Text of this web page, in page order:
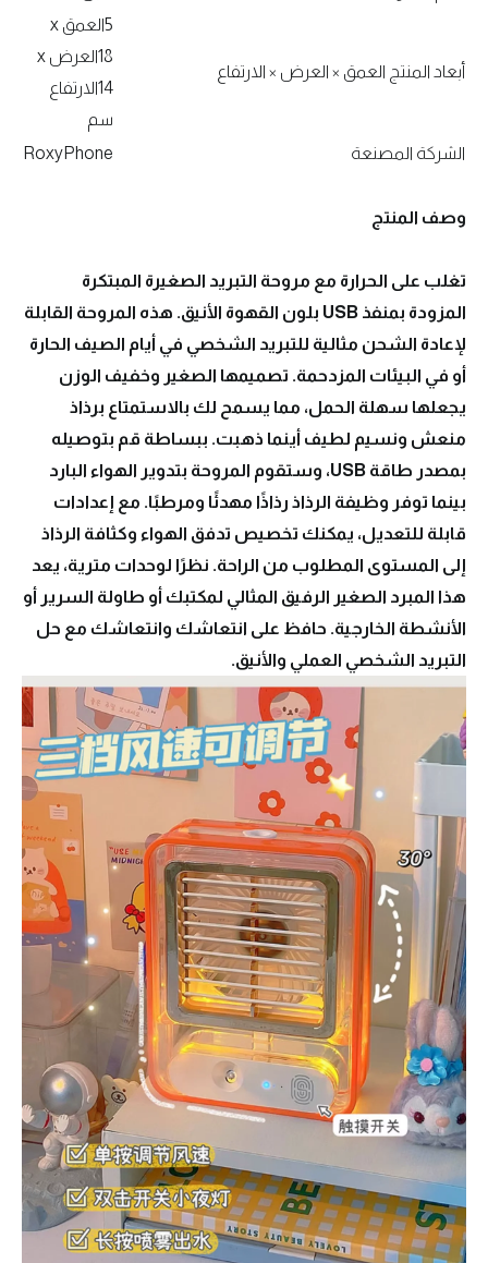
أبعاد المنتج العمق × العرض × الارتفاع
5العمق x
18العرض x
14الارتفاع
سم
الشركة المصنعة
RoxyPhone
وصف المنتج
تغلب على الحرارة مع مروحة التبريد الصغيرة المبتكرة
المزودة بمنفذ USB بلون القهوة الأنيق. هذه المروحة القابلة
لإعادة الشحن مثالية للتبريد الشخصي في أيام الصيف الحارة
أو في البيئات المزدحمة. تصميمها الصغير وخفيف الوزن
يجعلها سهلة الحمل، مما يسمح لك بالاستمتاع برذاذ
منعش ونسيم لطيف أينما ذهبت. ببساطة قم بتوصيله
بمصدر طاقة USB، وستقوم المروحة بتدوير الهواء البارد
بينما توفر وظيفة الرذاذ رذاذًا مهدئًا ومرطبًا. مع إعدادات
قابلة للتعديل، يمكنك تخصيص تدفق الهواء وكثافة الرذاذ
إلى المستوى المطلوب من الراحة. نظرًا لوحدات مترية، يعد
هذا المبرد الصغير الرفيق المثالي لمكتبك أو طاولة السرير أو
الأنشطة الخارجية. حافظ على انتعاشك وانتعاشك مع حل
التبريد الشخصي العملي والأنيق.